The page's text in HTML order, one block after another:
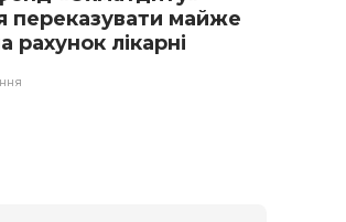
переказувати майже
рахунок лікарні